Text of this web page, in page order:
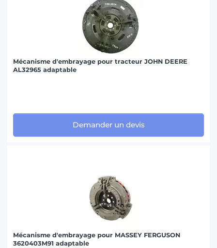
Mécanisme d'embrayage pour tracteur JOHN DEERE
AL32965 adaptable
Demander un devis
Mécanisme d'embrayage pour MASSEY FERGUSON
3620403M91 adaptable